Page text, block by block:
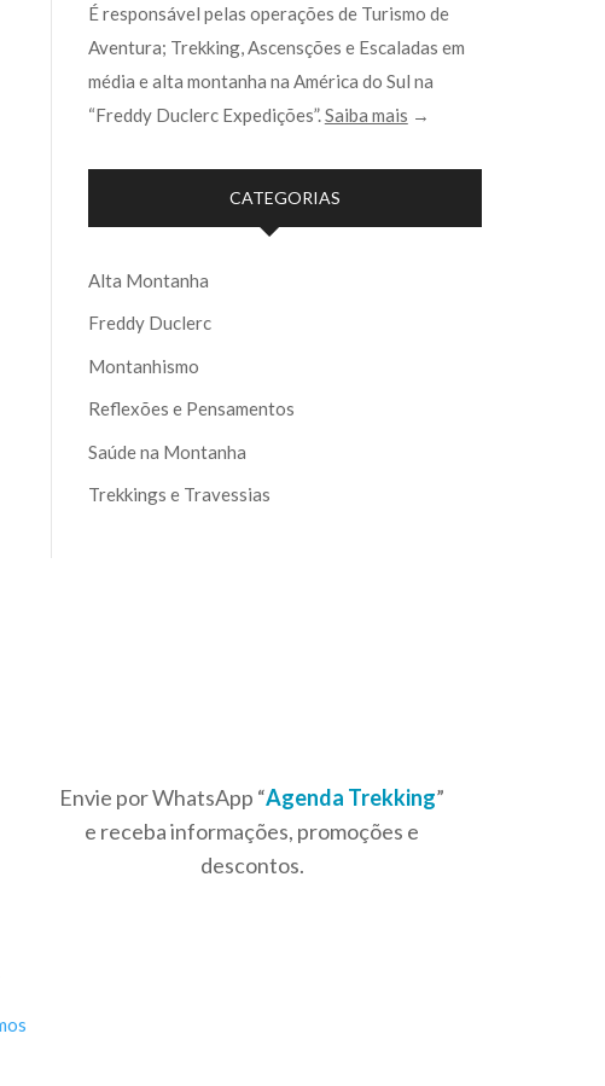
É responsável pelas operações de Turismo de
Aventura; Trekking, Ascensções e Escaladas em
média e alta montanha na América do Sul na
“Freddy Duclerc Expedições”.Saiba mais →
CATEGORIAS
Alta Montanha
Freddy Duclerc
Montanhismo
Reflexões e Pensamentos
Saúde na Montanha
Trekkings e Travessias
Envie por WhatsApp “Agenda Trekking”
e receba informações, promoções e
descontos.